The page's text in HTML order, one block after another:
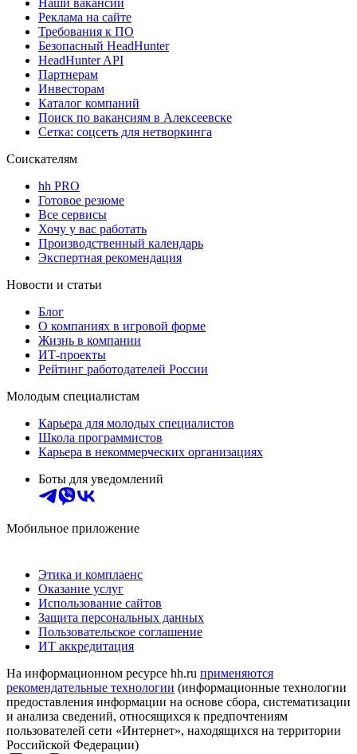
Реклама на сайте
Требования к ПО
Безопасный HeadHunter
HeadHunter API
Партнерам
Инвесторам
Каталог компаний
Поиск по вакансиям в Алексеевске
Сетка: соцсеть для нетворкинга
Соискателям
hh PRO
Готовое резюме
Все сервисы
Хочу у вас работать
Производственный календарь
Экспертная рекомендация
Новости и статьи
Блог
О компаниях в игровой форме
Жизнь в компании
ИТ-проекты
Рейтинг работодателей России
Молодым специалистам
Карьера для молодых специалистов
Школа программистов
Карьера в некоммерческих организациях
Боты для уведомлений
Мобильное приложение
Этика и комплаенс
Оказание услуг
Использование сайтов
Защита персональных данных
Пользовательское соглашение
ИТ аккредитация
На информационном ресурсе hh.ru применяются
рекомендательные технологии (информационные технологии
предоставления информации на основе сбора, систематизации
и анализа сведений, относящихся к предпочтениям
пользователей сети «Интернет», находящихся на территории
Российской Федерации)